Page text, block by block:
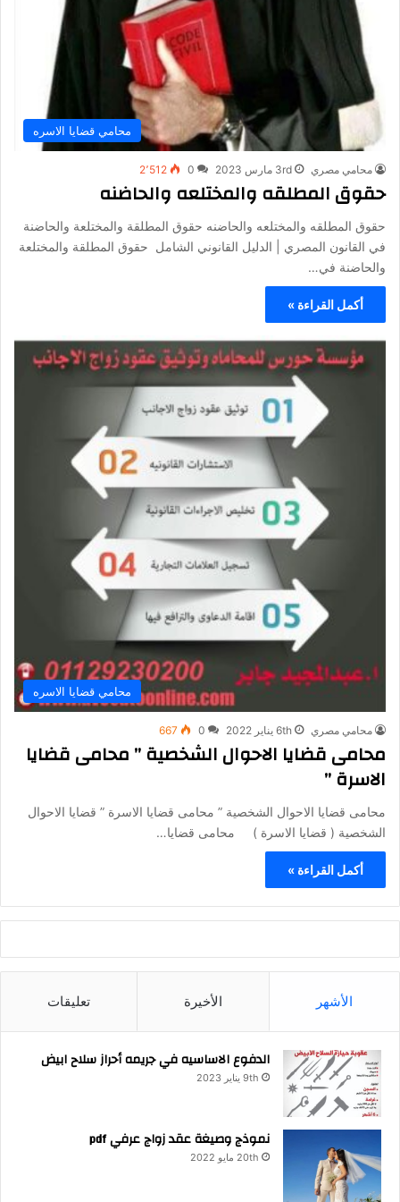
محامي قضايا الاسره
محامي مصري 3rd مارس 2023 0 2٬512
حقوق المطلقه والمختلعه والحاضنه
حقوق المطلقه والمختلعه والحاضنه حقوق المطلقة والمختلعة والحاضنة
في القانون المصري | الدليل القانوني الشامل حقوق المطلقة والمختلعة
والحاضنة في…
أكمل القراءة »
محامي قضايا الاسره
محامي مصري 6th يناير 2022 0
667
محامى قضايا الاحوال الشخصية ” محامى قضايا
الاسرة ”
محامى قضايا الاحوال الشخصية ” محامى قضايا الاسرة ” قضايا الاحوال
الشخصية ( قضايا الاسرة ) محامى قضايا…
أكمل القراءة »
الأشهر الأخيرة تعليقات
الدفوع الاساسيه في جريمه أحراز سلاح ابيض
9th يناير 2023
نموذج وصيغة عقد زواج عرفي pdf
20th مايو 2022